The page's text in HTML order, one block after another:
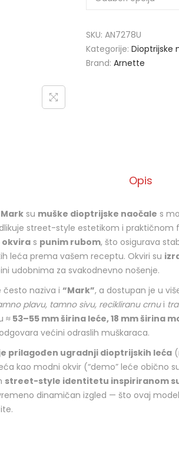
SKU:AN7278U
Kategorije:Dioptrijske
Brand:Arnette
Opis
Mark su muške dioptrijske naočale s
street-style estetikom i praktičnom
okvira s punim rubom, što osigurava
leća prema vašem receptu. Okviri su
udobnima za svakodnevno nošenje.
često naziva i “Mark”, a dostupan je u
plavu, tamno sivu, recikliranu crnui
≈ 53–55 mm širina leće, 18 mm širina
većini odraslih muškaraca.
prilagođen ugradnji dioptrijskih leća
kao modni okvir (“demo” leće obično
street-style identitetu inspiriranom
dinamičan izgled — što ovaj